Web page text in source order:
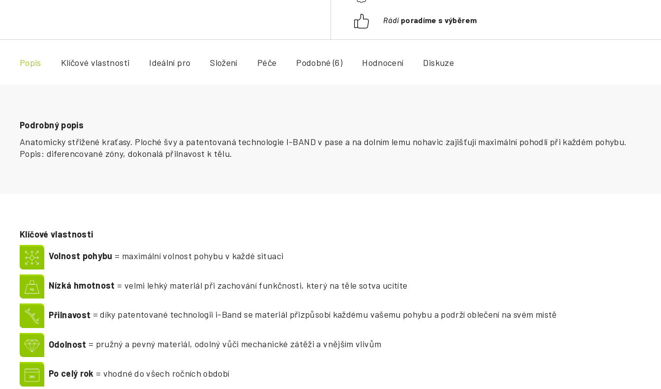
Rádi poradíme s výběrem
Popis Klíčové vlastnosti Ideální pro Složení Péče Podobné (6) Hodnocení Diskuze
Podrobný popis
Anatomicky střižené kraťasy. Ploché švy a patentovaná technologie I-BAND v pase a na dolním lemu nohavic zajišťují maximální pohodlí při každém pohybu.
Popis: diferencované zóny, dokonalá přilnavost k tělu.
Klíčové vlastnosti
Volnost pohybu = maximální volnost pohybu v každé situaci
Nízká hmotnost = velmi lehký materiál při zachování funkčnosti, který na těle sotva ucítíte
Přilnavost = díky patentované technologii i-Band se materiál přizpůsobí každému vašemu pohybu a podrží oblečení na svém místě
Odolnost = pružný a pevný materiál, odolný vůči mechanické zátěži a vnějším vlivům
Po celý rok = vhodné do všech ročních období